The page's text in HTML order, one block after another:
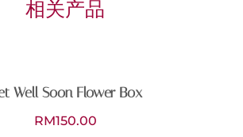
相关产品
Well Soon Flower Box
RM150.00